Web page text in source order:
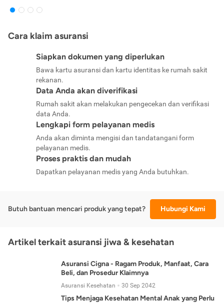
Cara klaim asuransi
Siapkan dokumen yang diperlukan
Bawa kartu asuransi dan kartu identitas ke rumah sakit
rekanan.
Data Anda akan diverifikasi
Rumah sakit akan melakukan pengecekan dan verifikasi
data Anda.
Lengkapi form pelayanan medis
Anda akan diminta mengisi dan tandatangani form
pelayanan medis.
Proses praktis dan mudah
Dapatkan pelayanan medis yang Anda butuhkan.
Butuh bantuan mencari produk yang tepat? Hubungi Kami
Artikel terkait asuransi jiwa & kesehatan
Asuransi Cigna - Ragam Produk, Manfaat, Cara
Beli, dan Prosedur Klaimnya
Asuransi Kesehatan 30 Sep 2042
Tips Menjaga Kesehatan Mental Anak yang Perlu